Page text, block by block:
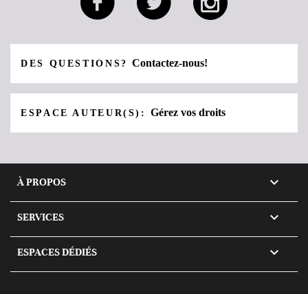
DES QUESTIONS?Contactez-nous!
ESPACE AUTEUR(S):Gérez vos droits
À PROPOS 
SERVICES 
ESPACES DÉDIÉS 